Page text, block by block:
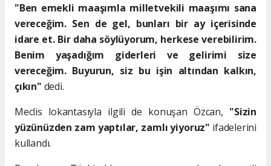
"Ben emekli maaşımla milletvekili maaşımı sana
vereceğim. Sen de gel, bunları bir ay içerisinde
idare et. Bir daha söylüyorum, herkese verebilirim.
Benim yaşadığım giderleri ve gelirimi size
vereceğim. Buyurun, siz bu işin altından kalkın,
çıkın" dedi.
Meclis lokantasıyla ilgili de konuşan Özcan, "Sizin
yüzünüzden zam yaptılar, zamlı yiyoruz" ifadelerini
kullandı.